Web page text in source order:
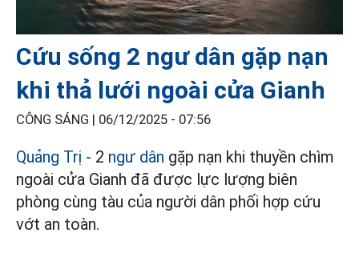
Cứu sống 2 ngư dân gặp nạn
khi thả lưới ngoài cửa Gianh
CÔNG SÁNG | 06/12/2025 - 07:56
Quảng Trị - 2 ngư dân gặp nạn khi thuyền chìm
ngoài cửa Gianh đã được lực lượng biên
phòng cùng tàu của người dân phối hợp cứu
vớt an toàn.